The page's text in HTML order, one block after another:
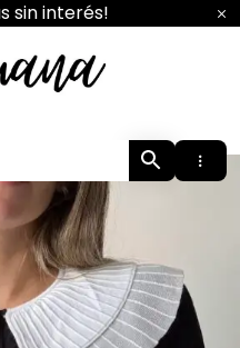
sin interés!